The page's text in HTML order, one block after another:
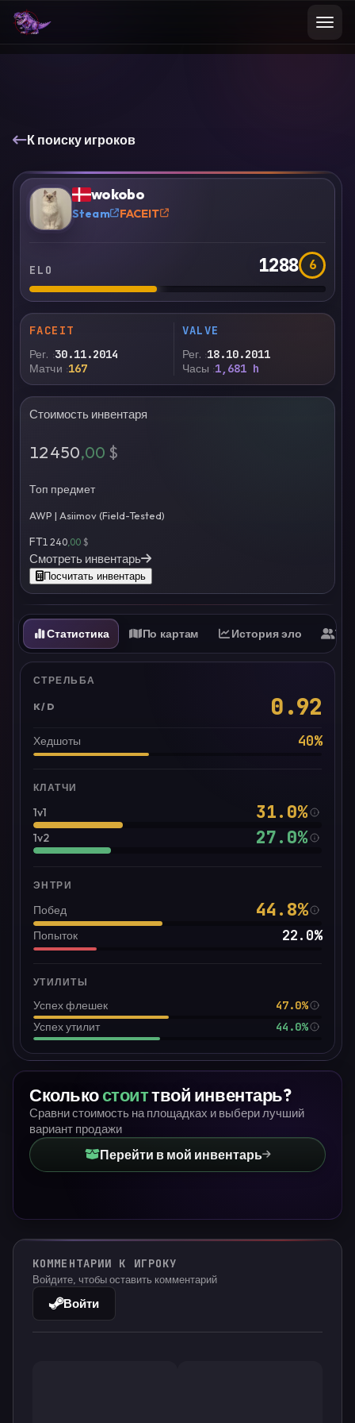
К поиску игроков
? wokobo
Steam FACEIT
ELO 1288 6
FACEIT
Рег. 30.11.2014
Матчи 167
VALVE
Рег. 18.10.2011
Часы 1,681 h
Стоимость инвентаря
12 450,00 $
Топ предмет
AWP | Asiimov (Field-Tested)
FT1 240 ,00 $
Смотреть инвентарь
Посчитать инвентарь
Статистика По картам История эло
СТРЕЛЬБА
K/D 0.92
Хедшоты 40%
КЛАТЧИ
1v1 31.0%
1v2 27.0%
ЭНТРИ
Побед 44.8%
Попыток 22.0%
УТИЛИТЫ
Успех флешек
47.0%
Успех утилит
44.0%
Сколькостоиттвой инвентарь?
Сравни стоимость на площадках и выбери лучший
вариант продажи
Перейти в мой инвентарь
КОММЕНТАРИИ К ИГРОКУ
Войдите, чтобы оставить комментарий
Войти